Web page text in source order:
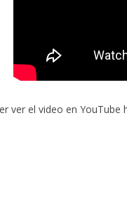
ver el video en YouTube